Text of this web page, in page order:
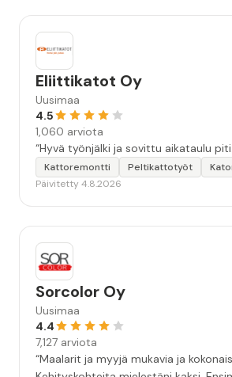
Eliittikatot Oy
Uusimaa
4.5
1,060 arviota
“Hyvä työnjälki ja sovittu aikataulu
Kattoremontti Peltikattotyöt
Päivitetty 4.8.2026
Sorcolor Oy
Uusimaa
4.4
7,127 arviota
“Maalarit ja myyjä mukavia ja